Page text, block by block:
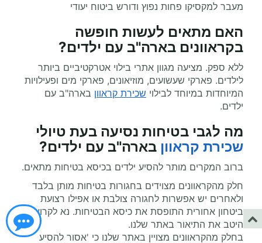
מעבר למקסיקו פחות נפוץ ודורש ביטוח יעודי
האם מתאים לעשות חופשה
בקראוונים בארה"ב עם ילדים?
ללא ספק. מציעה מגוון אתרי בילוי אטרקטיביים ביותר
לילדים. פארקי שעשועים, מוזיאונים, פארקי מים ופעילויות
המיוחדות במיוחד לבילוי שכירת קראוון בארה"ב עם
ילדים.
מה לגבי בטיחות נסיעה בעת טיולי
שכירת קראוון בארה"ב עם ילדים?
ברוב המקרים מותר להסיע ילדים בכיסא בטיחות מתאים.
חלק מהקראוונים מצוידים בחגורות בטיחות מותן בלבד
ולאחרים יש אפשרות לחגורה צולבת או אפילו רצועת
ביטחון אחורית התופסת את כיסא הבטיחות. נא לקרוא
היטב את התיאור באתר שלנו.
בחלק מהקראוונים מצויין באתר שלנו כי 'אסור להסיע